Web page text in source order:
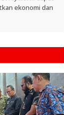
ekonomi dan